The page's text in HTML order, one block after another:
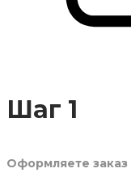
Шаг 1
Оформляете заказ